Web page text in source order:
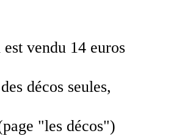
vendu 14 euros
décos seules,
"les décos")